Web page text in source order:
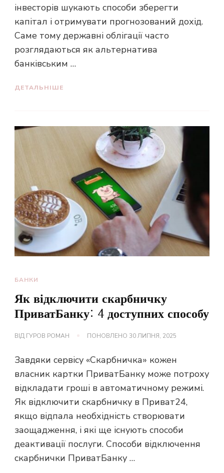
інвесторів шукають способи зберегти
капітал і отримувати прогнозований дохід.
Саме тому державні облігації часто
розглядаються як альтернатива
банківським …
ДЕТАЛЬНІШЕ
БАНКИ
Як відключити скарбничку
ПриватБанку: 4 доступних способу
ВІД ГУРОВ РОМАН ПОНОВЛЕНО 30 ЛИПНЯ, 2025
Завдяки сервісу «Скарбничка» кожен
власник картки ПриватБанку може потроху
відкладати гроші в автоматичному режимі.
Як відключити скарбничку в Приват24,
якщо відпала необхідність створювати
заощадження, і які ще існують способи
деактивації послуги. Способи відключення
скарбнички ПриватБанку …